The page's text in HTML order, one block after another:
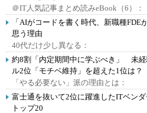
＠IT人気記事まとめ読みeBook（6）：
「AIがコードを書く時代、新職種
思う理由
40代だけ少し異なる：
約8割「内定期間中に学ぶべき」 未
ル2位「モチベ維持」を超えた1位は？
「やる必要ない」派の理由とは：
富士通を抜いて2位に躍進したITベン
トップ20